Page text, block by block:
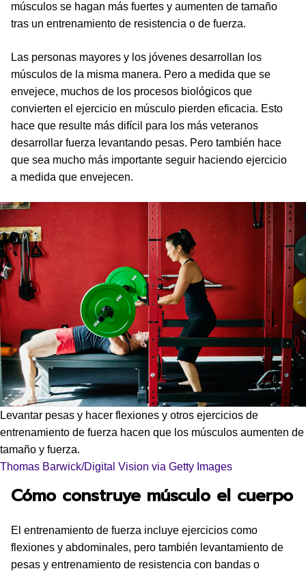
músculos se hagan más fuertes y aumenten de tamaño
tras un entrenamiento de resistencia o de fuerza.
Las personas mayores y los jóvenes desarrollan los
músculos de la misma manera. Pero a medida que se
envejece, muchos de los procesos biológicos que
convierten el ejercicio en músculo pierden eficacia. Esto
hace que resulte más difícil para los más veteranos
desarrollar fuerza levantando pesas. Pero también hace
que sea mucho más importante seguir haciendo ejercicio
a medida que envejecen.
Levantar pesas y hacer flexiones y otros ejercicios de
entrenamiento de fuerza hacen que los músculos aumenten de
tamaño y fuerza.
Thomas Barwick/Digital Vision via Getty Images
Cómo construye músculo el cuerpo
El entrenamiento de fuerza incluye ejercicios como
flexiones y abdominales, pero también levantamiento de
pesas y entrenamiento de resistencia con bandas o